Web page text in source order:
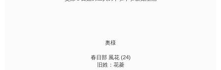
奥様
春日部 風花 (24)
旧姓：花菱